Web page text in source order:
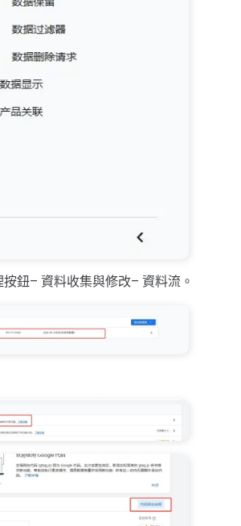
鈕– 資料收集與修改– 資料流。